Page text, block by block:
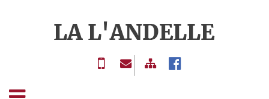
02 77
contact@boucherie-